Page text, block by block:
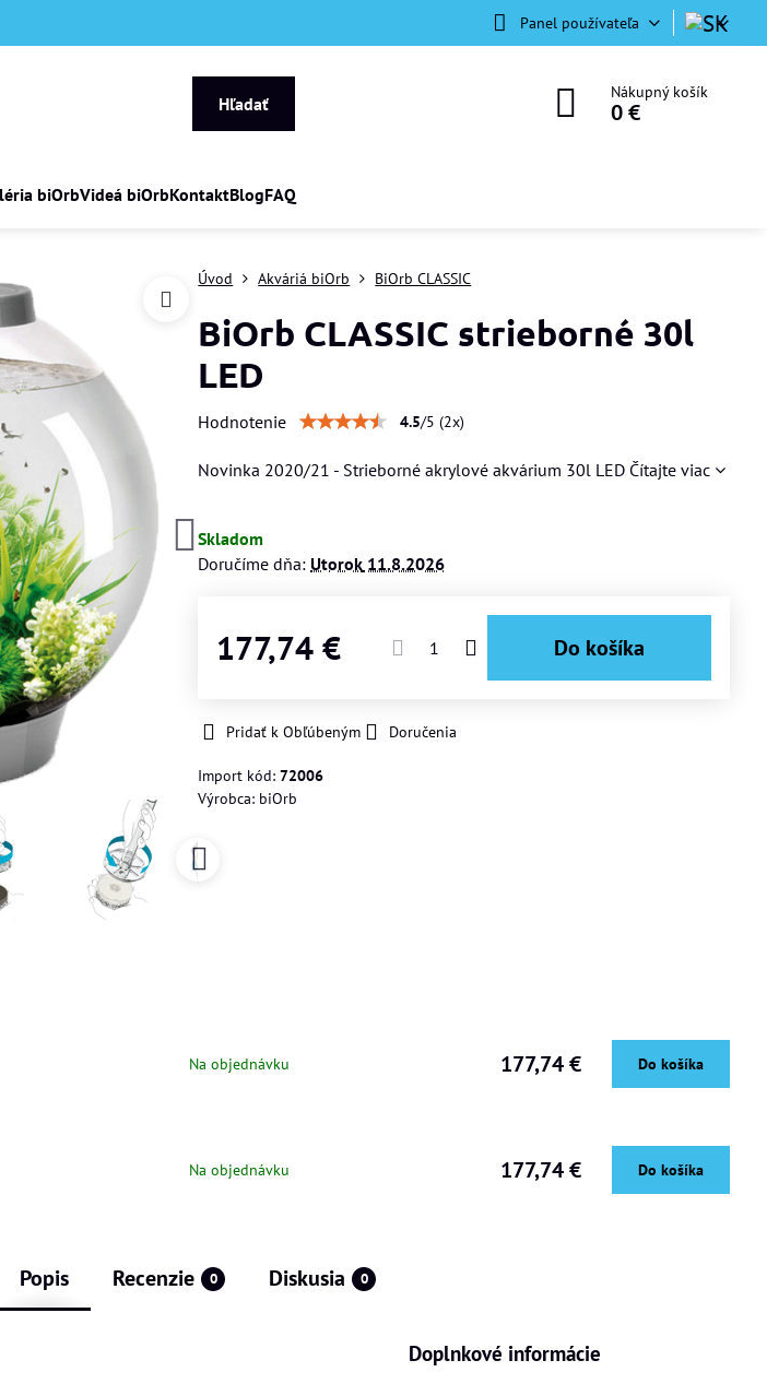
Panel používateľa
Hľadať
Nákupný košík
0 €
biOrbVideá biOrbKontaktBlogFAQ
Úvod Akváriá biOrb BiOrb CLASSIC
BiOrb CLASSIC strieborné 30l
LED
Hodnotenie 4.5/5 (2x)
Novinka 2020/21 - Strieborné akrylové akvárium 30l LED Čítajte viac
Skladom
Doručíme dňa:Utorok 11.8.2026
177,74 € Do košíka
Pridať k Obľúbeným Doručenia
Import kód:72006
Výrobca: biOrb
Popis Recenzie 0 Diskusia 0
Doplnkové informácie
Na objednávku 177,74 € Do košíka
Na objednávku 177,74 € Do košíka